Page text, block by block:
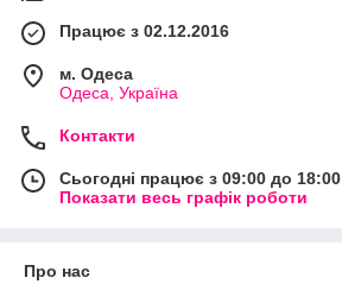
Працює з 02.12.2016
м. Одеса
Одеса, Україна
Контакти
Сьогодні працює з 09:00 до 18:00
Показати весь графік роботи
Про нас